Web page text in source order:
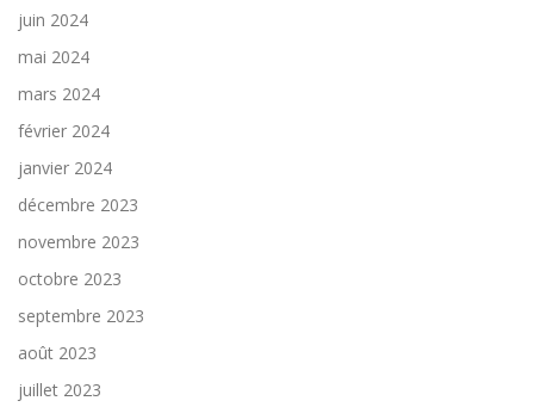
juin 2024
mai 2024
mars 2024
février 2024
janvier 2024
décembre 2023
novembre 2023
octobre 2023
septembre 2023
août 2023
juillet 2023